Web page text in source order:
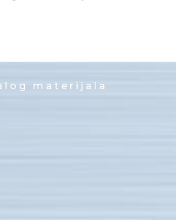
materijala